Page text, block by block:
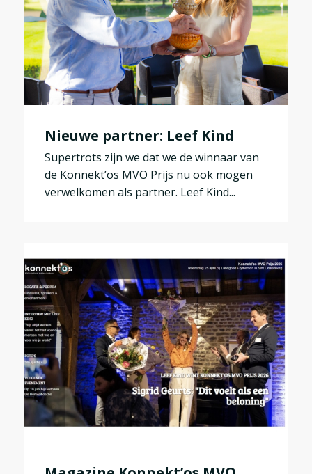
Nieuwe partner: Leef Kind
Supertrots zijn we dat we de winnaar van
de Konnekt’os MVO Prijs nu ook mogen
verwelkomen als partner. Leef Kind...